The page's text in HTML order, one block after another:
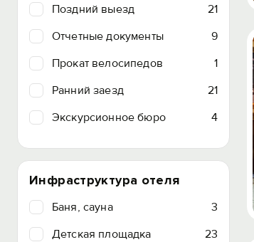
Поздний выезд
21
Отчетные документы
9
Прокат велосипедов
1
Ранний заезд
21
Экскурсионное бюро
4
Инфраструктура отеля
Баня, сауна
3
Детская площадка
23